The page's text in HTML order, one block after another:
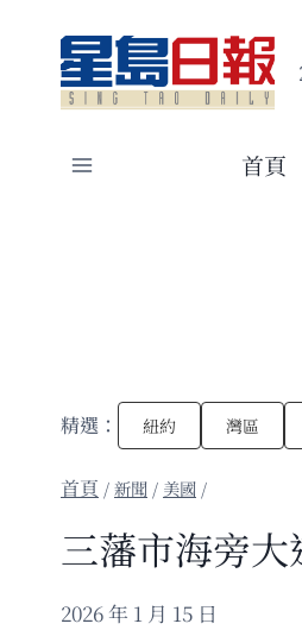
content
首頁
精選： 紐約 灣區
/新聞 / 美國 /
三藩市海旁
2026 年 1 月 15 日